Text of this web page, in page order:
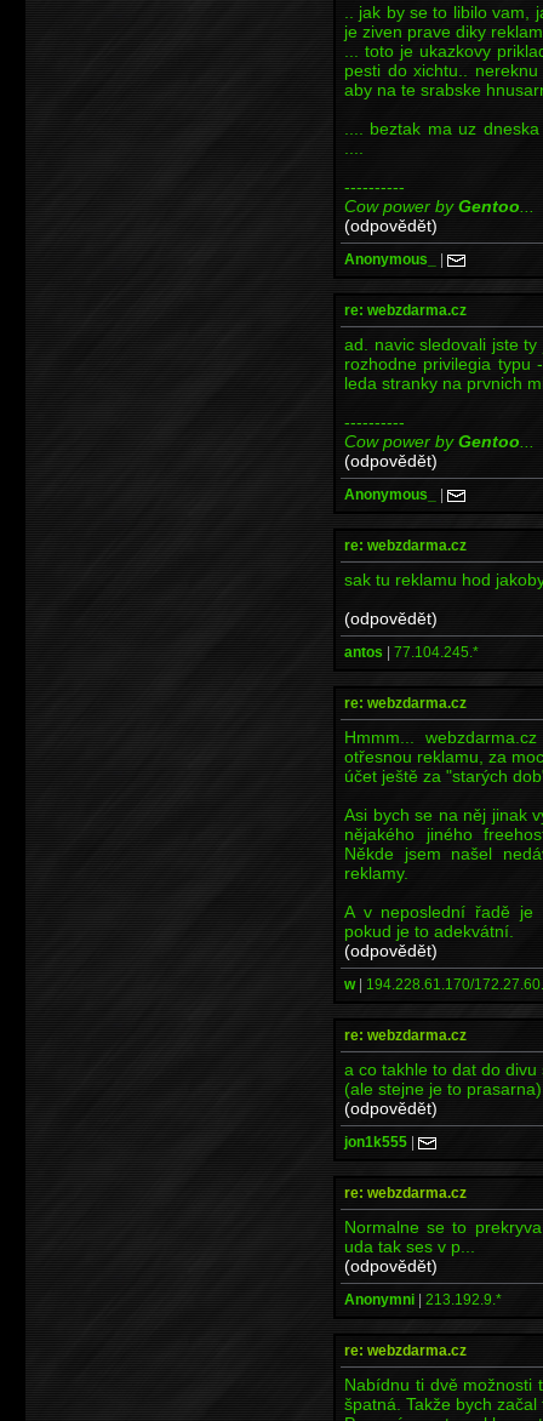
.. jak by se to libilo vam,
je ziven prave diky
... toto je ukazkovy
pesti do xichtu..
aby na te srabske
.... beztak ma uz
----------
Cow power byGentoo
(odpovědět)
Anonymous_ |
re: webzdarma.cz
ad. navic sledovali jste
rozhodne privilegia typu
leda stranky na prvnich
----------
Cow power byGentoo
(odpovědět)
Anonymous_ |
re: webzdarma.cz
sak tu reklamu hod
(odpovědět)
antos | 77.104.245.*
re: webzdarma.cz
Hmmm...
otřesnou reklamu, za
účet ještě za "starých
Asi bych se na něj jinak
nějakého jiného
Někde jsem našel
reklamy.
A v neposlední řadě je
pokud je to adekvátní.
(odpovědět)
w| 194.228.61.170/
re: webzdarma.cz
a co takhle to dat do
(ale stejne je to prasarna)
(odpovědět)
jon1k555 |
re: webzdarma.cz
Normalne se to
uda tak ses v p...
(odpovědět)
Anonymni | 213.192.9.*
re: webzdarma.cz
Nabídnu ti dvě
špatná. Takže bych